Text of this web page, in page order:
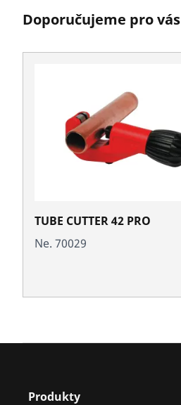
Doporučujeme pro vás
TUBE CUTTER 42 PRO
Ne. 70029
Produkty